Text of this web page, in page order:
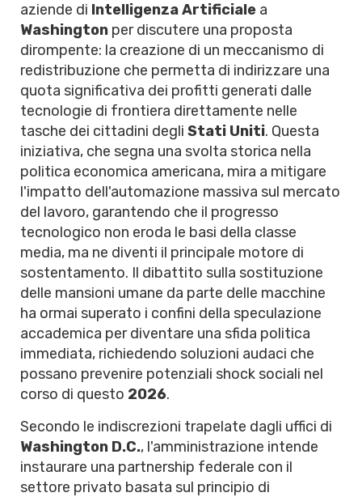
aziende di Intelligenza Artificiale a
Washington per discutere una proposta
dirompente: la creazione di un meccanismo di
redistribuzione che permetta di indirizzare una
quota significativa dei profitti generati dalle
tecnologie di frontiera direttamente nelle
tasche dei cittadini degli Stati Uniti. Questa
iniziativa, che segna una svolta storica nella
politica economica americana, mira a mitigare
l'impatto dell'automazione massiva sul mercato
del lavoro, garantendo che il progresso
tecnologico non eroda le basi della classe
media, ma ne diventi il principale motore di
sostentamento. Il dibattito sulla sostituzione
delle mansioni umane da parte delle macchine
ha ormai superato i confini della speculazione
accademica per diventare una sfida politica
immediata, richiedendo soluzioni audaci che
possano prevenire potenziali shock sociali nel
corso di questo 2026.
Secondo le indiscrezioni trapelate dagli uffici di
Washington D.C., l'amministrazione intende
instaurare una partnership federale con il
settore privato basata sul principio di